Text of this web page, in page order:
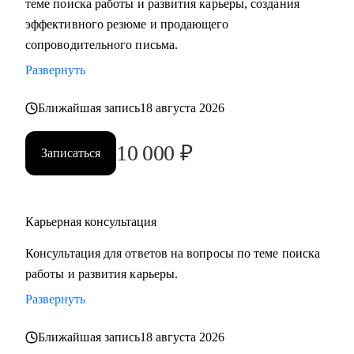
сложные вопросы.
Кому могу помочь:
среднего звена
при смене деятельности, перерыве в карьере, в том числе
• Административный персонал
• Страхование
• Продажи / Услуги
• Информационные технологии
Мой подход в работе – не делаю за вас, делаю вместе с
теме поиска работы и развития карьеры, создания
эффективного резюме и продающего
сопроводительного письма.
Развернуть
Ближайшая запись18 августа 2026
Записаться 10 000 ₽
Карьерная консультация
Консультация для ответов на вопросы по теме поиска
работы и развития карьеры.
Развернуть
Ближайшая запись18 августа 2026